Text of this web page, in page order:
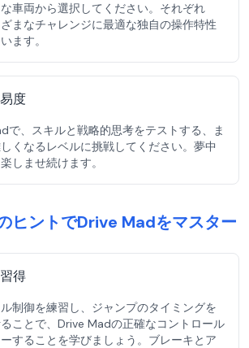
車両から選択してください。それぞれ
まなチャレンジに最適な独自の操作特性
ます。
度
で、スキルと戦略的思考をテストする、ま
くなるレベルに挑戦してください。夢中
しませ続けます。
ヒントでDrive Madをマスター
得
制御を練習し、ジャンプのタイミングを
ことで、Drive Madの正確なコントロール
することを学びましょう。ブレーキとア